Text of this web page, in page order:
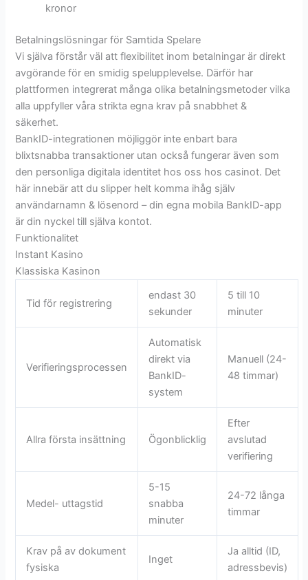
kronor
Betalningslösningar för Samtida Spelare
Vi själva förstår väl att flexibilitet inom betalningar är direkt
avgörande för en smidig spelupplevelse. Därför har
plattformen integrerat många olika betalningsmetoder vilka
alla uppfyller våra strikta egna krav på snabbhet &
säkerhet.
BankID-integrationen möjliggör inte enbart bara
blixtsnabba transaktioner utan också fungerar även som
den personliga digitala identitet hos oss hos casinot. Det
här innebär att du slipper helt komma ihåg själv
användarnamn & lösenord – din egna mobila BankID-app
är din nyckel till själva kontot.
Funktionalitet
Instant Kasino
Klassiska Kasinon
Tid för registrering
endast 30
sekunder
5 till 10
minuter
Verifieringsprocessen
Automatisk
direkt via
BankID-
system
Manuell (24-
48 timmar)
Allra första insättning Ögonblicklig
Efter
avslutad
verifiering
Medel- uttagstid
5-15
snabba
minuter
24-72 långa
timmar
Krav på av dokument
fysiska
Inget
Ja alltid (ID,
adressbevis)